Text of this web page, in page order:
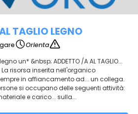
TAGLIO LEGNO
Orienta
un* &nbsp; ADDETTO /A AL TAGLIO...
La risorsa inserita nell'organico
in affiancamento ad... un collega.
si occupano delle seguenti attività:
e carico... sulla...